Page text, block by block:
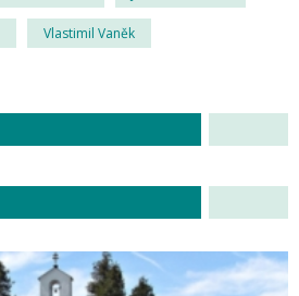
Vlastimil Vaněk